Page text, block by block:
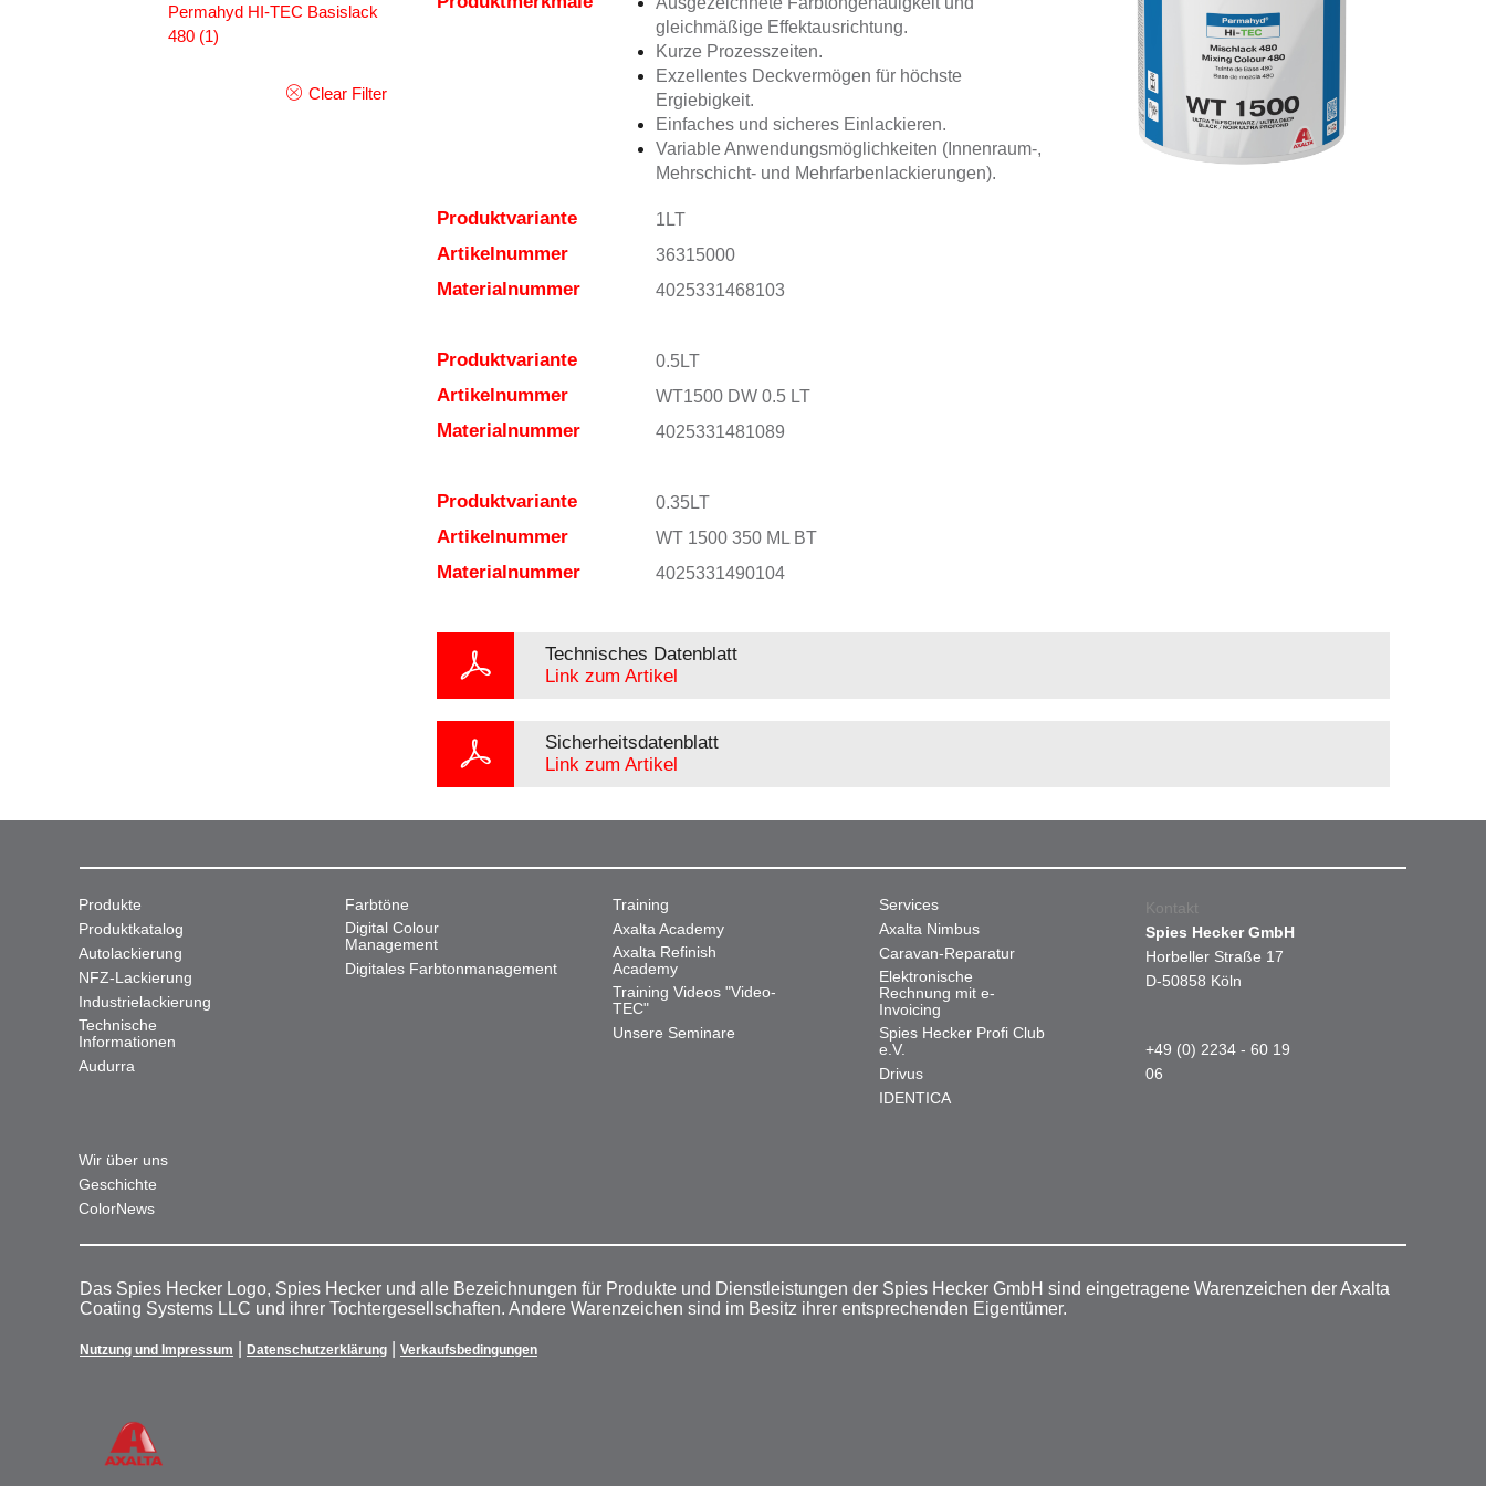
Permahyd HI-TEC Basislack
480 (1)
Clear Filter
gleichmäßige Effektausrichtung.
Kurze Prozesszeiten.
Exzellentes Deckvermögen für höchste
Ergiebigkeit.
Einfaches und sicheres Einlackieren.
Variable Anwendungsmöglichkeiten (Innenraum-,
Mehrschicht- und Mehrfarbenlackierungen).
Produktvariante 1LT
Artikelnummer 36315000
Materialnummer 4025331468103
Produktvariante 0.5LT
Artikelnummer WT1500 DW 0.5 LT
Materialnummer 4025331481089
Produktvariante 0.35LT
Artikelnummer WT 1500 350 ML BT
Materialnummer 4025331490104
Technisches Datenblatt
Link zum Artikel
Sicherheitsdatenblatt
Link zum Artikel
Produkte
Produktkatalog
Autolackierung
NFZ-Lackierung
Industrielackierung
Technische
Informationen
Audurra
Farbtöne
Digital Colour
Management
Digitales Farbtonmanagement
Training
Axalta Academy
Axalta Refinish
Academy
Training Videos "Video-
TEC"
Unsere Seminare
Services
Axalta Nimbus
Caravan-Reparatur
Elektronische
Rechnung mit e-
Invoicing
Spies Hecker Profi Club
e.V.
Drivus
IDENTICA
Wir über uns
Geschichte
ColorNews
Kontakt
Spies Hecker GmbH
Horbeller Straße 17
D-50858 Köln
+49 (0) 2234 - 60 19
06
Das Spies Hecker Logo, Spies Hecker und alle Bezeichnungen für Produkte und Dienstleistungen der Spies Hecker GmbH sind eingetragene Warenzeichen der Axalta
Coating Systems LLC und ihrer Tochtergesellschaften. Andere Warenzeichen sind im Besitz ihrer entsprechenden Eigentümer.
Nutzung und Impressum Datenschutzerklärung Verkaufsbedingungen